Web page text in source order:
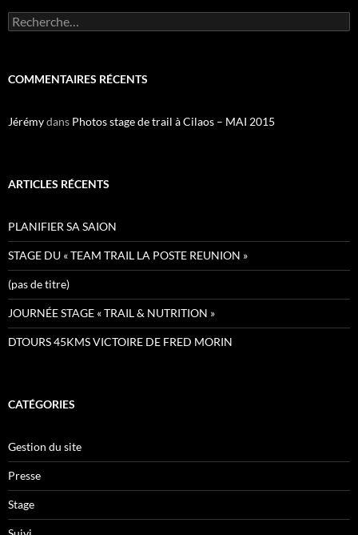
R
e
e
h
:
COMMENTAIRES RÉCENTS
Jérémydans Photos stage de trail à Cilaos – MAI 2015
ARTICLES RÉCENTS
PLANIFIER SA SAION
STAGE DU « TEAM TRAIL LA POSTE REUNION »
(pas de titre)
JOURNÉE STAGE « TRAIL & NUTRITION »
DTOURS 45KMS VICTOIRE DE FRED MORIN
CATÉGORIES
Gestion du site
Presse
Stage